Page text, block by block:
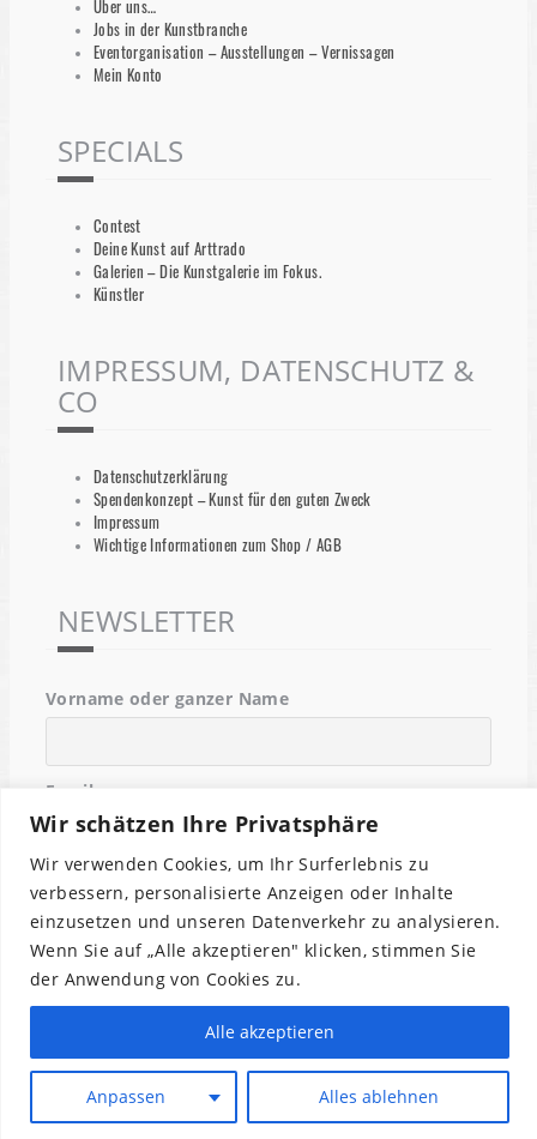
Wir schätzen Ihre Privatsphäre
Wir verwenden Cookies, um Ihr Surferlebnis zu
verbessern, personalisierte Anzeigen oder Inhalte
einzusetzen und unseren Datenverkehr zu analysieren.
Wenn Sie auf „Alle akzeptieren" klicken, stimmen Sie
der Anwendung von Cookies zu.
Anpassen Alles ablehnen
Alle akzeptieren
Über uns…
Jobs in der Kunstbranche
Eventorganisation – Ausstellungen – Vernissagen
Mein Konto
SPECIALS
Contest
Deine Kunst auf Arttrado
Galerien – Die Kunstgalerie im Fokus.
Künstler
IMPRESSUM, DATENSCHUTZ &
CO
Datenschutzerklärung
Spendenkonzept – Kunst für den guten Zweck
Impressum
Wichtige Informationen zum Shop / AGB
NEWSLETTER
Vorname oder ganzer Name
Email
Indem Du fortfährst, akzeptierst Du unsere
Datenschutzerklärung.